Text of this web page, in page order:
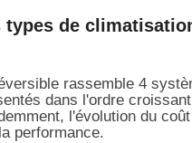
types de
rassemble 4
dans l'ordre
l'évolution du coût
performance.